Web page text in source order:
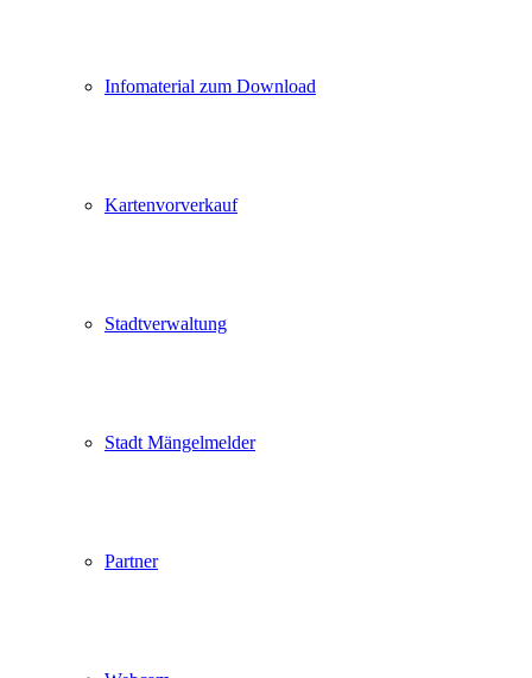
Infomaterial zum Download
Kartenvorverkauf
Stadtverwaltung
Stadt Mängelmelder
Partner